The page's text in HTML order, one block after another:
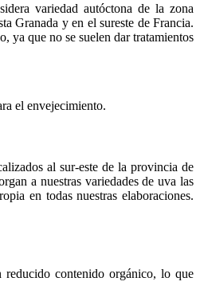
variedad autóctona de la zona
Granada y en el sureste de Francia.
ya que no se suelen dar tratamientos
el envejecimiento.
al sur-este de la provincia de
a nuestras variedades de uva las
en todas nuestras elaboraciones.
reducido contenido orgánico, lo que